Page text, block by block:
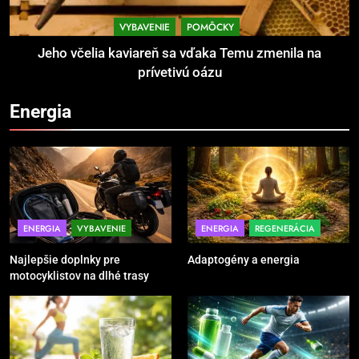
Povinná výbava motorkára:
bezpečnosť na prvom mieste
POMÔCKY VYBAVENIE
POMÔCKY VYBAVENIE
5
Ako vybrať basketbalovú loptu a
obuv správne
VYBAVENIE
6
Ako kombinovať rôzne tréningové
pomôcky
VYBAVENIE POMÔCKY
Jeho včelia kaviareň sa vďaka Temu zmenila na
prívetivú oázu
Energia
ENERGIA VYBAVENIE
Najlepšie doplnky pre
motocyklistov na dlhé trasy
ENERGIA REGENERÁCIA
Adaptogény a energia